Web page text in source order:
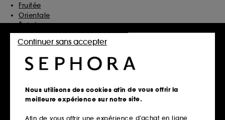
Fruitée
Orientale
Épicée
Boisée
Hespéridée (agrumes)
Aromatique
Fraîche
Ambrée
Sucrée
Nous utilisons des cookies afin de vous offrir la
meilleure expérience sur notre site.
Afin de vous offrir une expérience d’achat en ligne
Continuer sans accepter